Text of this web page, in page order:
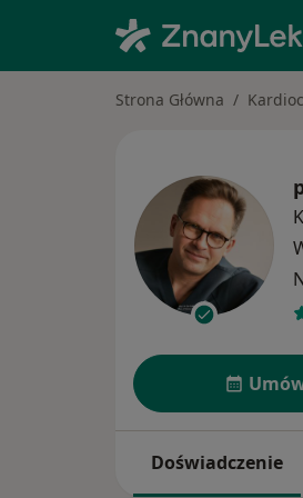
Strona Główna
Doświadczenie